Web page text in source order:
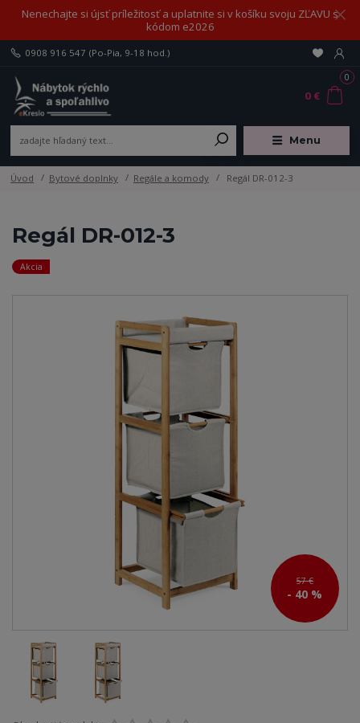
Nenechajte si újsť príležitosť a uplatnite si v košíku svoju ZĽAVU s
kódom e2026
Menu
0908 916 547 (Po-Pia, 9-18 hod.)
0
0 €
Úvod Bytové doplnky Regále a komody Regál DR-012-3
Regál DR-012-3
Akcia
57 €
- 40 %